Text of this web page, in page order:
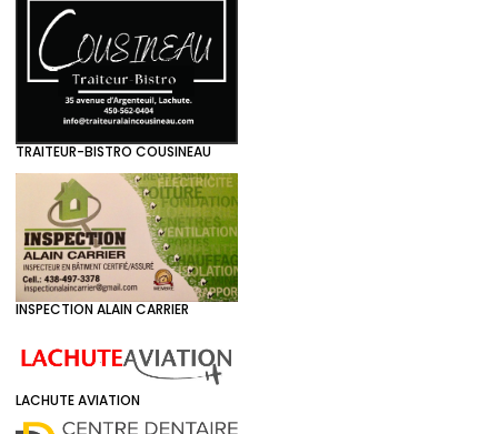
TRAITEUR-BISTRO COUSINEAU
INSPECTION ALAIN CARRIER
LACHUTE AVIATION